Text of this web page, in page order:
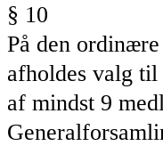
§ 10
På den
afholdes valg til
af mindst 9